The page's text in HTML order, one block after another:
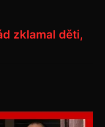
zklamal děti,